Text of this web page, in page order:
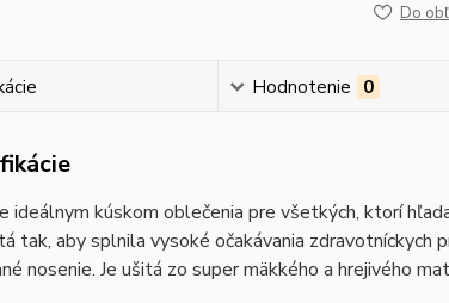
Do
Hodnotenie 0
ideálnym kúskom oblečenia pre všetkých, ktorí
tak, aby splnila vysoké očakávania
nosenie. Je ušitá zo super mäkkého a hrejivého